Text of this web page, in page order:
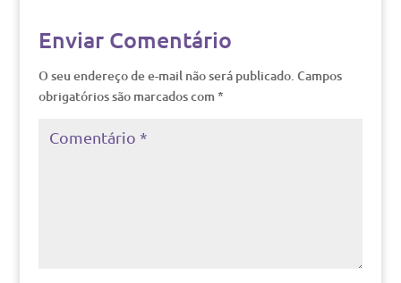
Enviar Comentário
O seu endereço de e-mail não será publicado. Campos
obrigatórios são marcados com *